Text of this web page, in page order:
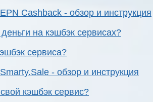
Cashback - обзор и инструкция
деньги на кэшбэк сервисах?
сервиса?
- обзор и инструкция
кэшбэк сервис?